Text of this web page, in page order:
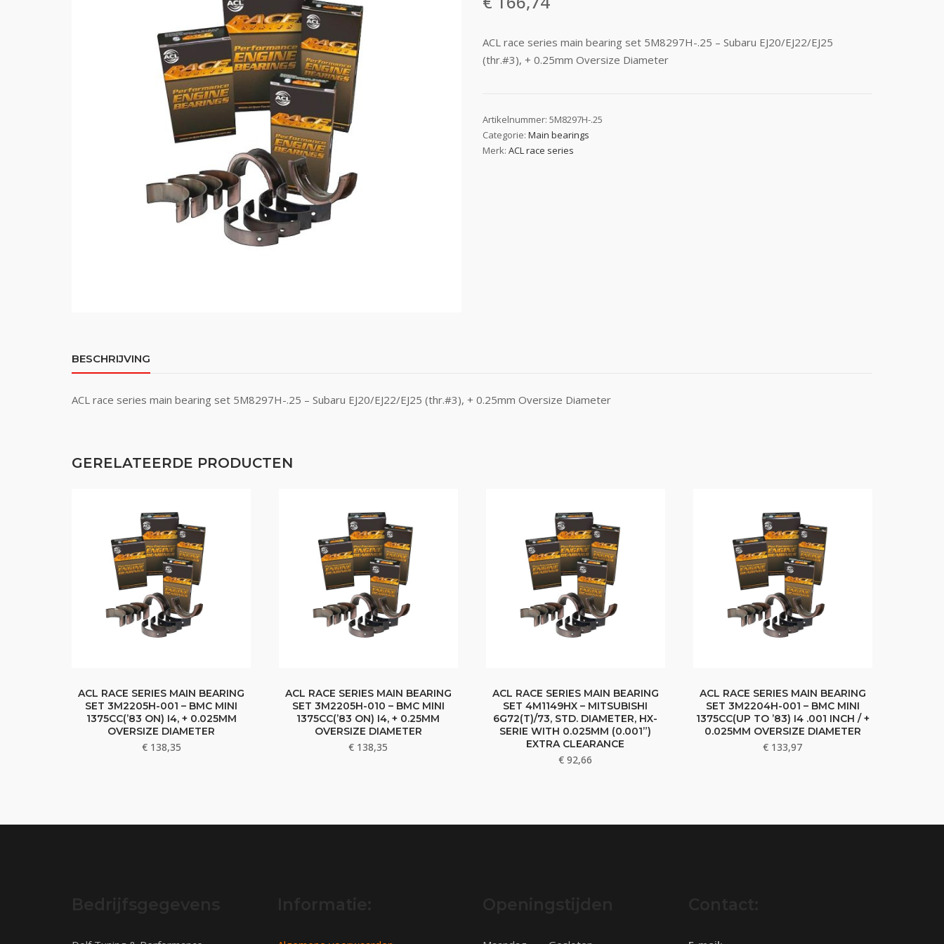
ACL race series main bearing set 5M8297H-.25 – Subaru EJ20/EJ22/EJ25
(thr.#3), + 0.25mm Oversize Diameter
Artikelnummer:5M8297H-.25
Categorie:Main bearings
Merk:ACL race series
BESCHRIJVING
ACL race series main bearing set 5M8297H-.25 – Subaru EJ20/EJ22/EJ25 (thr.#3), + 0.25mm Oversize Diameter
GERELATEERDE PRODUCTEN
ACL RACE SERIES MAIN BEARING
SET 3M2205H-001 – BMC MINI
1375CC(’83 ON) I4, + 0.025MM
OVERSIZE DIAMETER
€138,35
ACL RACE SERIES MAIN BEARING
SET 3M2205H-010 – BMC MINI
1375CC(’83 ON) I4, + 0.25MM
OVERSIZE DIAMETER
€ 138,35
ACL RACE SERIES MAIN BEARING
SET 4M1149HX – MITSUBISHI
6G72(T)/73, STD. DIAMETER, HX-
SERIE WITH 0.025MM (0.001”)
EXTRA CLEARANCE
€ 92,66
ACL RACE SERIES MAIN BEARING
SET 3M2204H-001 – BMC MINI
1375CC(UP TO ’83) I4 .001 INCH / +
0.025MM OVERSIZE DIAMETER
€ 133,97